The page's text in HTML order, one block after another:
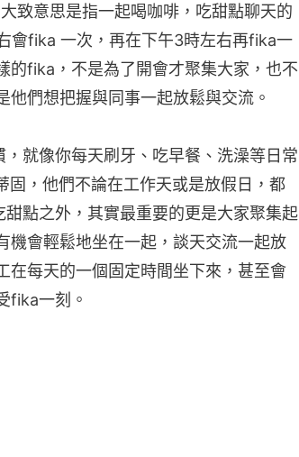
致意思是指一起喝咖啡，吃甜點聊天的
會fika 一次，再在下午3時左右再fika一
fika，不是為了開會才聚集大家，也不
們想把握與同事一起放鬆與交流。
就像你每天刷牙、吃早餐、洗澡等日常
固，他們不論在工作天或是放假日，都
點之外，其實最重要的更是大家聚集起
機會輕鬆地坐在一起，談天交流一起放
在每天的一個固定時間坐下來，甚至會
fika一刻。